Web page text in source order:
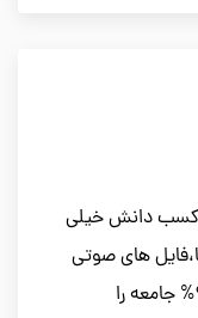
کسب دانش خیلی
های صوتی
و… ولی همچنان انسان های نا موفق 95% جامعه را